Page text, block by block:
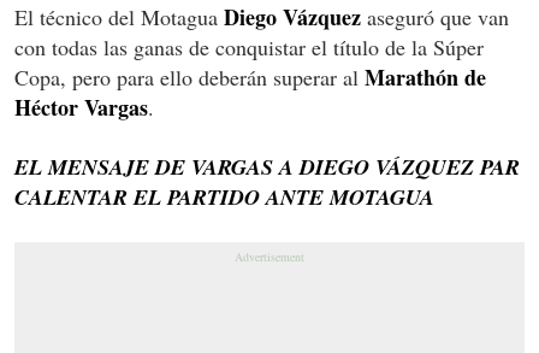
El técnico del Motagua Diego Vázquez aseguró que van
con todas las ganas de conquistar el título de la Súper
Copa, pero para ello deberán superar al Marathón de
Héctor Vargas.
EL MENSAJE DE VARGAS A DIEGO VÁZQUEZ PAR
CALENTAR EL PARTIDO ANTE MOTAGUA